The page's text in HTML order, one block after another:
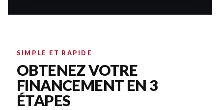
SIMPLE ET RAPIDE
OBTENEZ VOTRE
FINANCEMENT EN 3
ÉTAPES